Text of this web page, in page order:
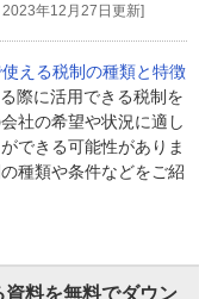
年12月27日更新]
える税制の種類と特徴
際に活用できる税制を
社の希望や状況に適し
できる可能性がありま
種類や条件などをご紹
料を無料でダウン